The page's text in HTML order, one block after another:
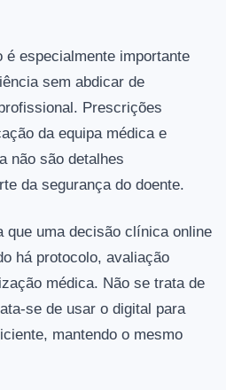
é especialmente importante
sem abdicar de
Prescrições
da equipa médica e
não são detalhes
da segurança do doente.
que uma decisão clínica online
há protocolo, avaliação
médica. Não se trata de
se de usar o digital para
mantendo o mesmo